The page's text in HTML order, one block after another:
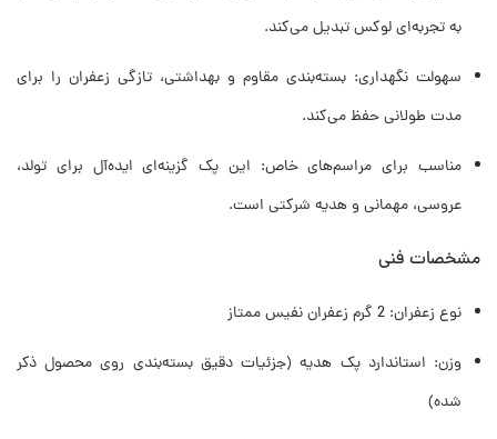
به تجربه‌ای لوکس تبدیل می‌کند.
سهولت نگهداری: بسته‌بندی مقاوم و بهداشتی، تازگی زعفران را برای
مدت طولانی حفظ می‌کند.
مناسب برای مراسم‌های خاص: این پک گزینه‌ای ایده‌آل برای تولد،
عروسی، مهمانی و هدیه شرکتی است.
مشخصات فنی
نوع زعفران: 2 گرم زعفران نفیس ممتاز
وزن: استاندارد پک هدیه (جزئیات دقیق بسته‌بندی روی محصول ذکر
شده)